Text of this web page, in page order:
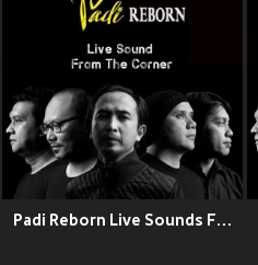
Padi Reborn Live Sounds From The Corner